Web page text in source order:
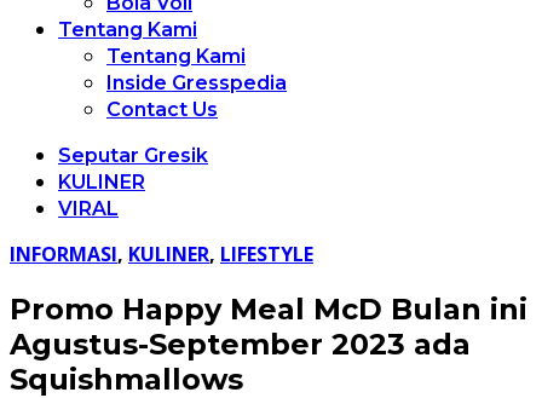
Tentang Kami
Tentang Kami
Inside Gresspedia
Contact Us
Seputar Gresik
KULINER
VIRAL
INFORMASI, KULINER, LIFESTYLE
Promo Happy Meal McD Bulan ini
Agustus-September 2023 ada
Squishmallows